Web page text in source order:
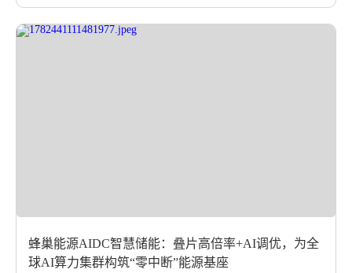
蜂巢能源AIDC智慧储能：叠片高倍率+AI调优，为全
球AI算力集群构筑“零中断”能源基座